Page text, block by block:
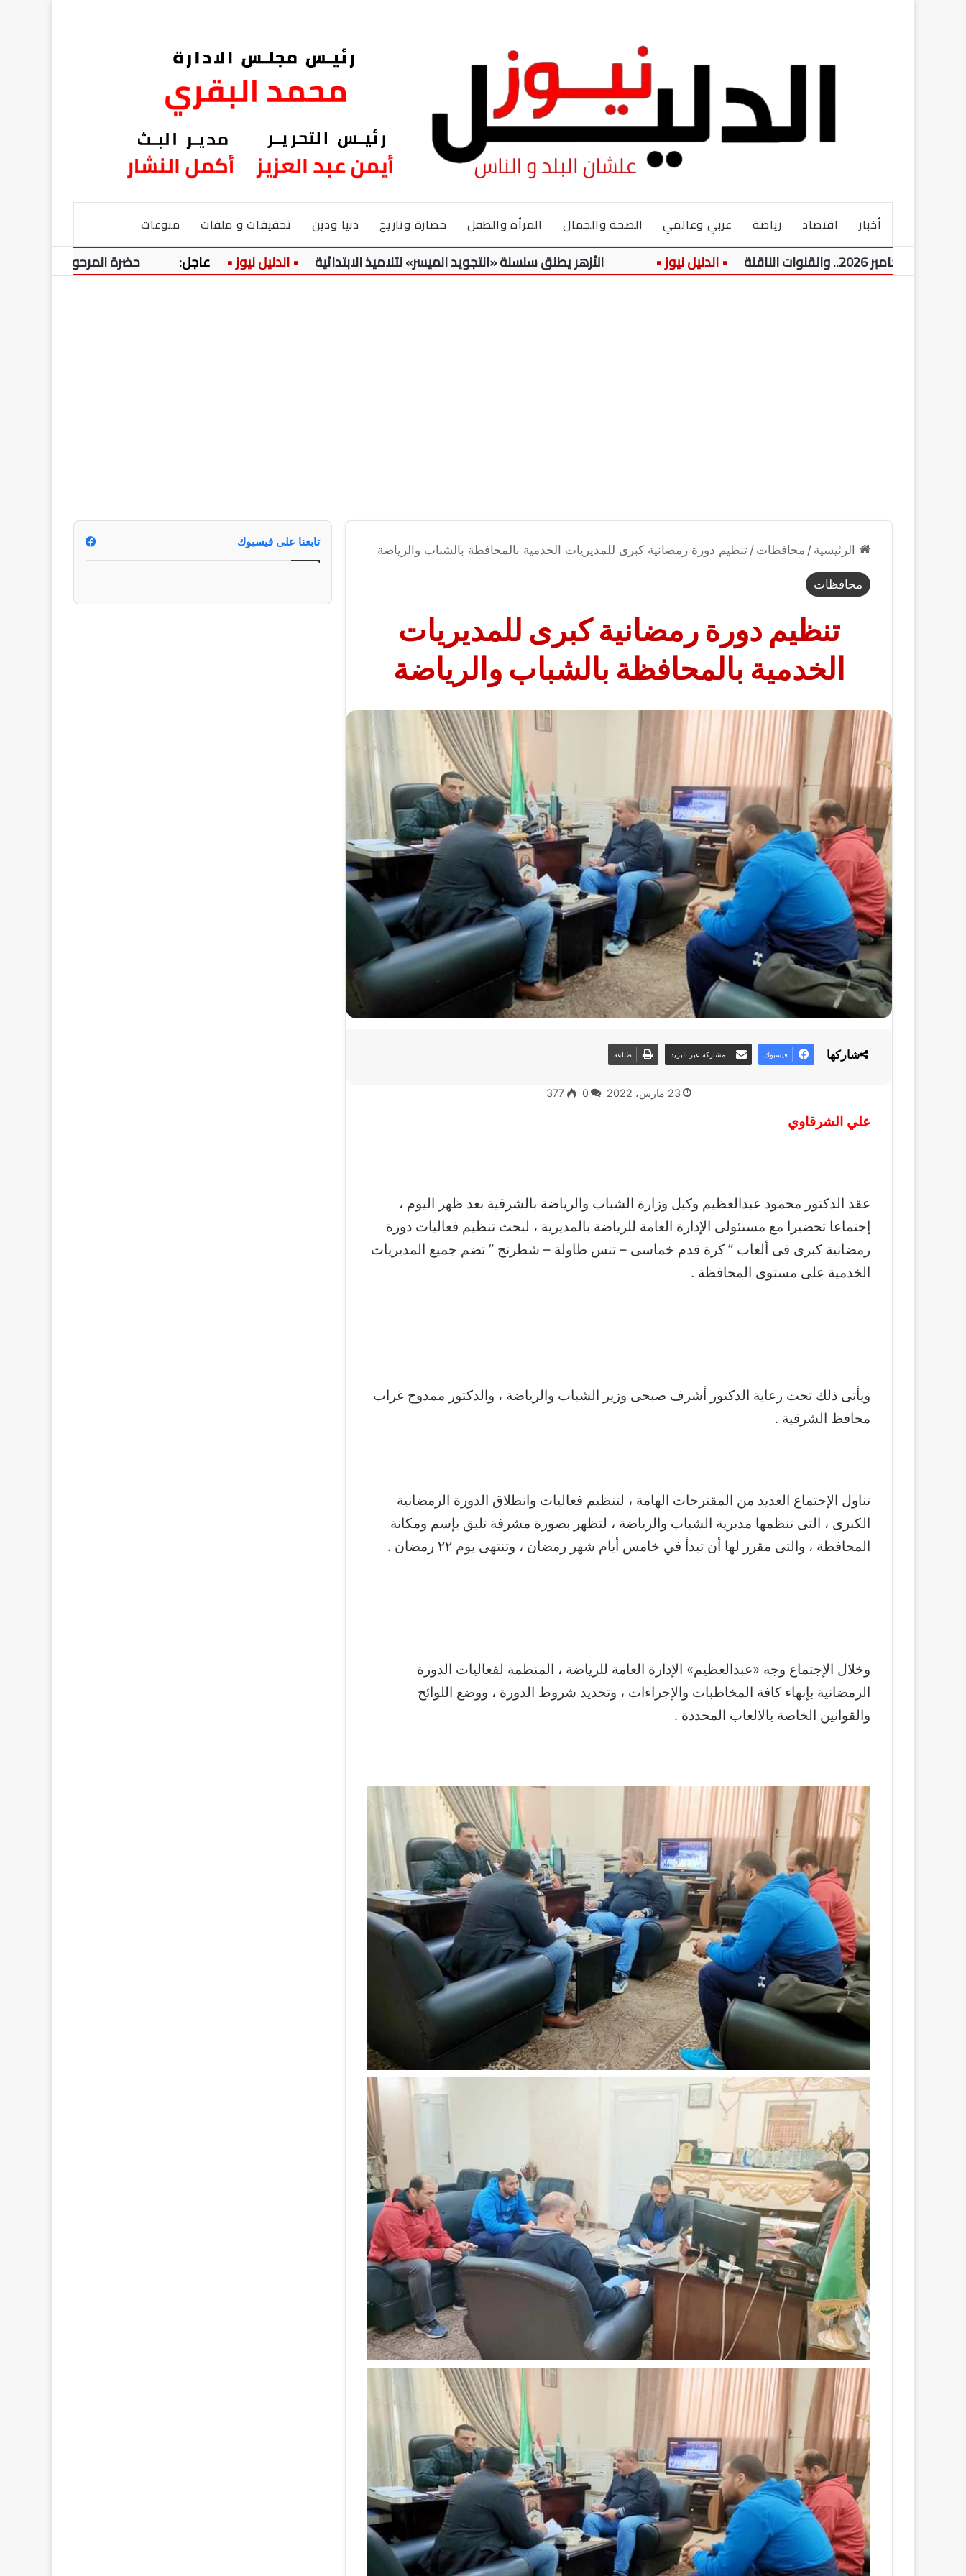
أخبار اقتصاد رياضة عربي وعالمي الصحة والجمال المرأة والطفل حضارة وتاريخ دنيا ودين تحقيقات و ملفات منوعات
الأزهر يطلق سلسلة «التجويد الميسر» لتلاميذ الابتدائية عاجل: حضرة المرحوم السعيد!
الرئيسية / محافظات / تنظيم دورة رمضانية كبرى للمديريات الخدمية بالمحافظة بالشباب والرياضة
محافظات
تنظيم دورة رمضانية كبرى للمديريات
الخدمية بالمحافظة بالشباب والرياضة
23 مارس، 2022 0
377
علي الشرقاوي
عقد الدكتور محمود عبدالعظيم وكيل وزارة الشباب والرياضة بالشرقية بعد ظهر اليوم ،
إجتماعا تحضيرا مع مسىئولى الإدارة العامة للرياضة بالمديرية ، لبحث تنظيم فعاليات دورة
رمضانية كبرى فى ألعاب ” كرة قدم خماسى – تنس طاولة – شطرنج ” تضم جميع المديريات
الخدمية على مستوى المحافظة .
ويأتى ذلك تحت رعاية الدكتور أشرف صبحى وزير الشباب والرياضة ، والدكتور ممدوح غراب
محافظ الشرقية .
تناول الإجتماع العديد من المقترحات الهامة ، لتنظيم فعاليات وانطلاق الدورة الرمضانية
الكبرى ، التى تنظمها مديرية الشباب والرياضة ، لتظهر بصورة مشرفة تليق بإسم ومكانة
المحافظة ، والتى مقرر لها أن تبدأ في خامس أيام شهر رمضان ، وتنتهى يوم ٢٢ رمضان .
وخلال الإجتماع وجه «عبدالعظيم» الإدارة العامة للرياضة ، المنظمة لفعاليات الدورة
الرمضانية بإنهاء كافة المخاطبات والإجراءات ، وتحديد شروط الدورة ، ووضع اللوائح
والقوانين الخاصة بالالعاب المحددة .
شاركها فيسبوك مشاركة عبر البريد طباعة
تابعنا على فيسبوك